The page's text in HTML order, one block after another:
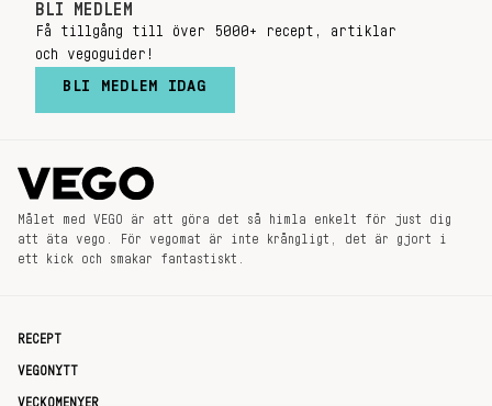
BLI MEDLEM
Få tillgång till över 5000+ recept, artiklar
och vegoguider!
BLI MEDLEM IDAG
Målet med VEGO är att göra det så himla enkelt för just dig
att äta vego. För vegomat är inte krångligt, det är gjort i
ett kick och smakar fantastiskt.
RECEPT
VEGONYTT
VECKOMENYER